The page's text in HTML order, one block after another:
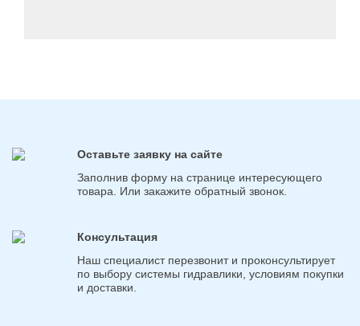
Оставьте заявку на сайте
Заполнив форму на странице интересующего
товара. Или закажите обратный звонок.
Консультация
Наш специалист перезвонит и проконсультирует
по выбору системы гидравлики, условиям покупки
и доставки.